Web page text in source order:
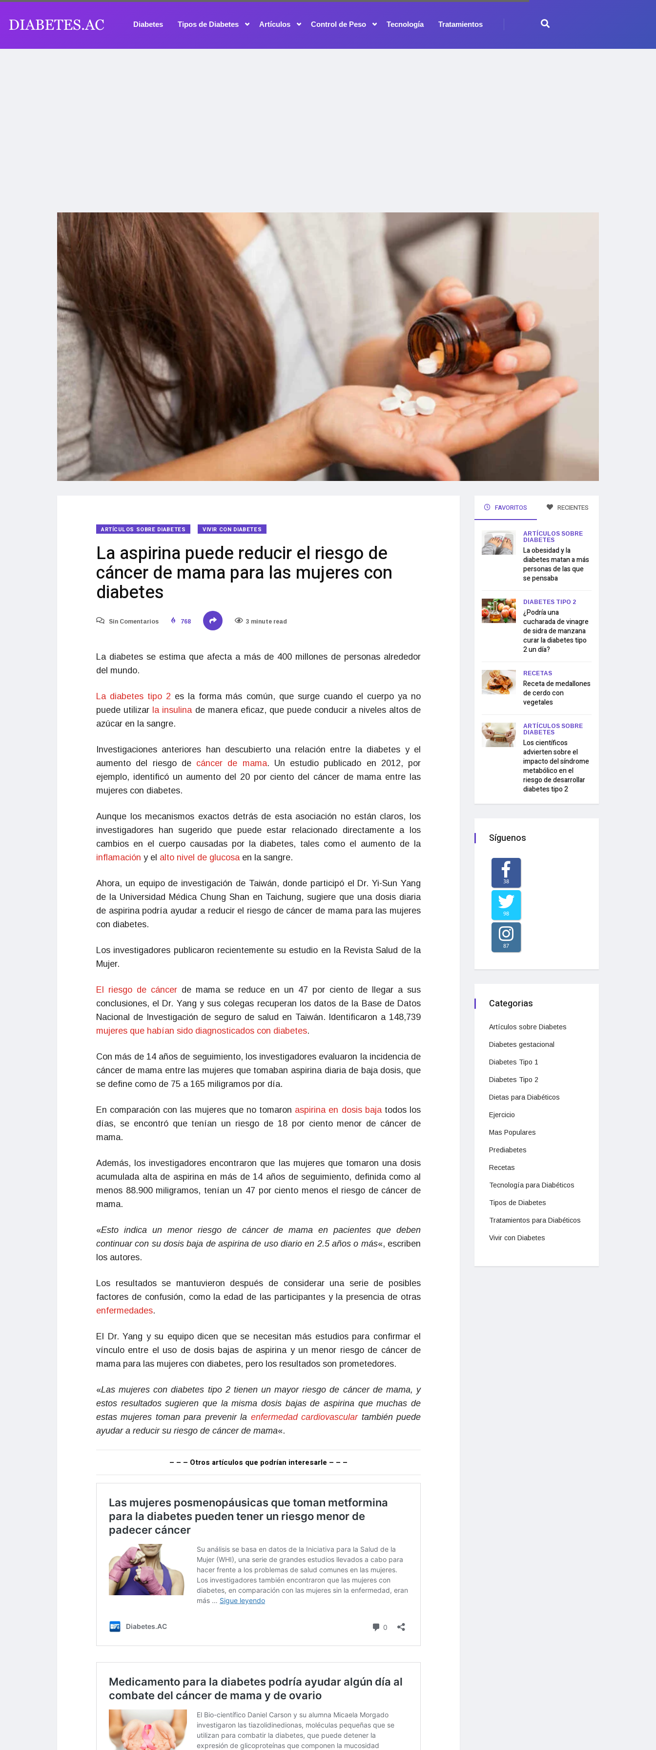
Diabetes Tipos de Diabetes Artículos Control de Peso Tecnología Tratamientos
ARTÍCULOS SOBRE DIABETES VIVIR CON DIABETES
La aspirina puede reducir el riesgo de
cáncer de mama para las mujeres con
diabetes
Sin Comentarios 768 3 minute read
La diabetes se estima que afecta a más de 400 millones de personas alrededor
del mundo.
La diabetes tipo 2 es la forma más común, que surge cuando el cuerpo ya no
puede utilizar la insulinade manera eficaz, que puede conducir a niveles altos de
azúcar en la sangre.
Investigaciones anteriores han descubierto una relación entre la diabetes y el
aumento del riesgo de cáncer de mama. Un estudio publicado en 2012, por
ejemplo, identificó un aumento del 20 por ciento del cáncer de mama entre las
mujeres con diabetes.
Aunque los mecanismos exactos detrás de esta asociación no están claros, los
investigadores han sugerido que puede estar relacionado directamente a los
cambios en el cuerpo causadas por la diabetes, tales como el aumento de la
inflamación y el alto nivel de glucosaen la sangre.
Ahora, un equipo de investigación de Taiwán, donde participó el Dr. Yi-Sun Yang
de la Universidad Médica Chung Shan en Taichung, sugiere que una dosis diaria
de aspirina podría ayudar a reducir el riesgo de cáncer de mama para las mujeres
con diabetes.
Los investigadores publicaron recientemente su estudio en la Revista Salud de la
Mujer.
El riesgo de cáncer de mama se reduce en un 47 por ciento de llegar a sus
conclusiones, el Dr. Yang y sus colegas recuperan los datos de la Base de Datos
Nacional de Investigación de seguro de salud en Taiwán. Identificaron a 148,739
mujeres que habían sido diagnosticados con diabetes.
Con más de 14 años de seguimiento, los investigadores evaluaron la incidencia de
cáncer de mama entre las mujeres que tomaban aspirina diaria de baja dosis, que
se define como de 75 a 165 miligramos por día.
En comparación con las mujeres que no tomaron aspirina en dosis bajatodos los
días, se encontró que tenían un riesgo de 18 por ciento menor de cáncer de
mama.
Además, los investigadores encontraron que las mujeres que tomaron una dosis
acumulada alta de aspirina en más de 14 años de seguimiento, definida como al
menos 88.900 miligramos, tenían un 47 por ciento menos el riesgo de cáncer de
mama.
«Esto indica un menor riesgo de cáncer de mama en pacientes que deben
continuar con su dosis baja de aspirina de uso diario en 2.5 años o más«, escriben
los autores.
Los resultados se mantuvieron después de considerar una serie de posibles
factores de confusión, como la edad de las participantes y la presencia de otras
enfermedades.
El Dr. Yang y su equipo dicen que se necesitan más estudios para confirmar el
vínculo entre el uso de dosis bajas de aspirina y un menor riesgo de cáncer de
mama para las mujeres con diabetes, pero los resultados son prometedores.
«Las mujeres con diabetes tipo 2 tienen un mayor riesgo de cáncer de mama, y
estos resultados sugieren que la misma dosis bajas de aspirina que muchas de
estas mujeres toman para prevenir la enfermedad cardiovasculartambién puede
ayudar a reducir su riesgo de cáncer de mama«.
– – – Otros artículos que podrían interesarle – – –
FAVORITOS RECIENTES
ARTÍCULOS SOBRE
DIABETES
La obesidad y la
diabetes matan a más
personas de las que
se pensaba
DIABETES TIPO 2
¿Podría una
cucharada de vinagre
de sidra de manzana
curar la diabetes tipo
2 un día?
RECETAS
Receta de medallones
de cerdo con
vegetales
ARTÍCULOS SOBRE
DIABETES
Los científicos
advierten sobre el
impacto del síndrome
metabólico en el
riesgo de desarrollar
diabetes tipo 2
Síguenos
38
98
87
Categorias
Artículos sobre Diabetes
Diabetes gestacional
Diabetes Tipo 1
Diabetes Tipo 2
Dietas para Diabéticos
Ejercicio
Mas Populares
Prediabetes
Recetas
Tecnología para Diabéticos
Tipos de Diabetes
Tratamientos para Diabéticos
Vivir con Diabetes